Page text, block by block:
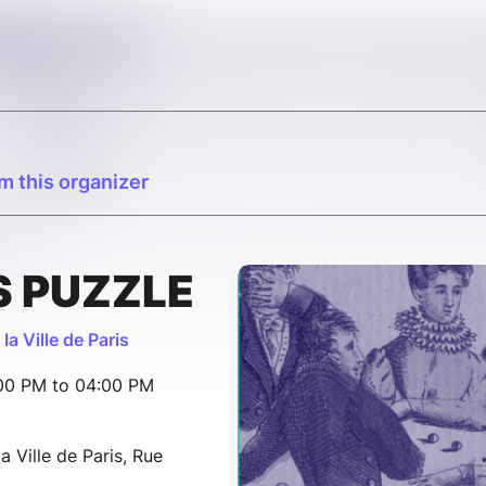
this organizer
PUZZLE
Ville de Paris
PM to 04:00 PM
Ville de Paris, Rue